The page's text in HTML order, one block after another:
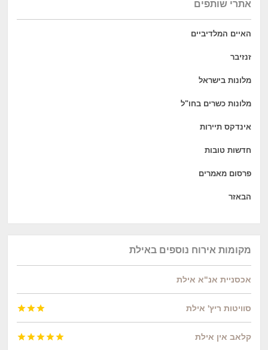
מקומות אירוח נוספים באילת
אכסניית אנ"א אילת
סוויטות ריץ' אילת 


קלאב אין אילת 




אתרי שותפים
האיים המלדיביים
זנזיבר
מלונות בישראל
מלונות כשרים בחו"ל
אינדקס תיירות
חדשות טובות
פרסום מאמרים
הבאזר